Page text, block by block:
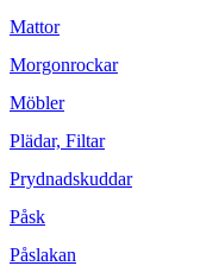
Mattor
Morgonrockar
Möbler
Plädar, Filtar
Prydnadskuddar
Påsk
Påslakan